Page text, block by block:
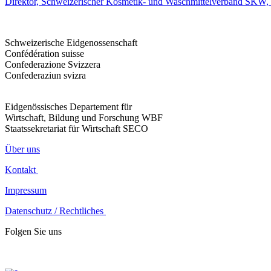
Schweizerische Eidgenossenschaft
Confédération suisse
Confederazione Svizzera
Confederaziun svizra
Eidgenössisches Departement für
Wirtschaft, Bildung und Forschung WBF
Staatssekretariat für Wirtschaft SECO
Über uns
Kontakt
Impressum
Datenschutz / Rechtliches
Folgen Sie uns